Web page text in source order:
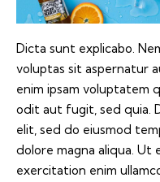
Dicta sunt explicabo.
voluptas sit aspernatur
enim ipsam voluptatem
odit aut fugit, sed quia.
elit, sed do eiusmod
dolore magna aliqua. Ut
exercitation enim